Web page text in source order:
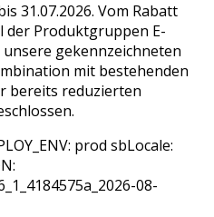
31.07.2026. Vom Rabatt
der Produktgruppen E-
gekennzeichneten
mit bestehenden
bereits reduzierten
prod sbLocale:
08-